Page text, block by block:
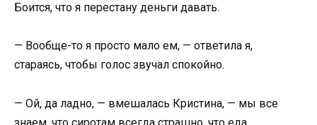
Боится, что я перестану деньги давать.
— Вообще-то я просто мало ем, — ответила я,
стараясь, чтобы голос звучал спокойно.
— Ой, да ладно, — вмешалась Кристина, — мы все
знаем, что сиротам всегда страшно, что еда